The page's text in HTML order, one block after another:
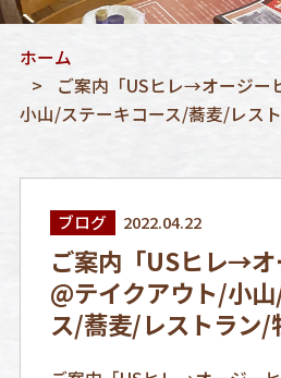
ホーム
ご案内「USヒレ→オージー
小山/ステーキコース/蕎麦/レス
ブログ 2022.04.22
ご案内「USヒレ→オ
@テイクアウト/小
ス/蕎麦/レストラン/